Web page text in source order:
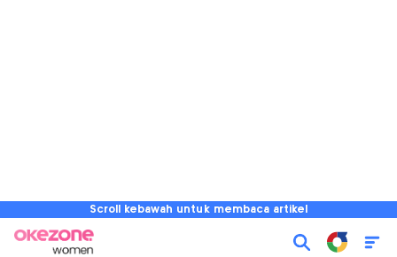
Scroll kebawah untuk membaca artikel